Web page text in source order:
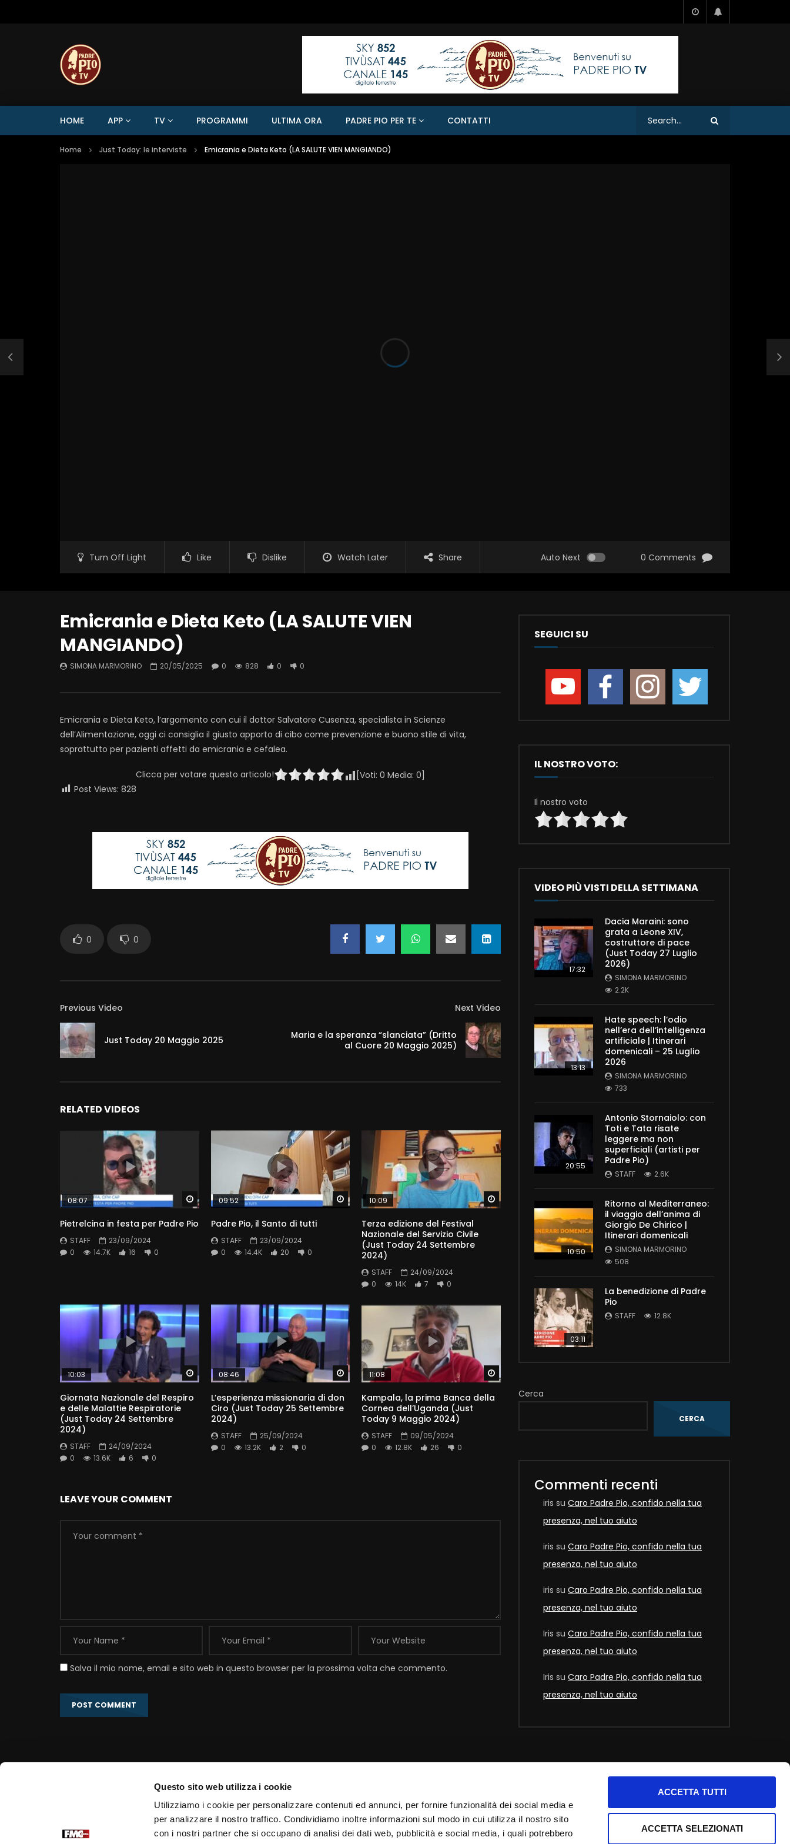
Questo sito web utilizza i cookie
Utilizziamo i cookie per personalizzare contenuti ed annunci, per fornire funzionalità dei social media e
per analizzare il nostro traffico. Condividiamo inoltre informazioni sul modo in cui utilizza il nostro sito
con i nostri partner che si occupano di analisi dei dati web, pubblicità e social media, i quali potrebbero
ACCETTA TUTTI
ACCETTA SELEZIONATI
HOME APP TV PROGRAMMI ULTIMA ORA PADRE PIO PER TE CONTATTI
Home Just Today: le interviste Emicrania e Dieta Keto (LA SALUTE VIEN MANGIANDO)
Turn Off Light Like Dislike Watch Later Share Auto Next 0 Comments
Emicrania e Dieta Keto (LA SALUTE VIEN
MANGIANDO)
SIMONA MARMORINO 20/05/2025 0 828 0 0
Emicrania e Dieta Keto, l’argomento con cui il dottor Salvatore Cusenza, specialista in Scienze
dell’Alimentazione, oggi ci consiglia il giusto apporto di cibo come prevenzione e buono stile di vita,
soprattutto per pazienti affetti da emicrania e cefalea.
Clicca per votare questo articolo! [Voti: 0 Media: 0
Post Views: 828
0 0
Previous Video
Just Today 20 Maggio 2025
Next Video
Maria e la speranza “slanciata” (Dritto
al Cuore 20 Maggio 2025)
RELATED VIDEOS
Watch Later
08:07
Pietrelcina in festa per Padre Pio
STAFF
23/09/2024
0
14.7K 16 0
Watch Later
09:52
Padre Pio, il Santo di tutti
STAFF
23/09/2024
0
14.4K 20 0
Watch Later
10:09
Terza edizione del Festival
Nazionale del Servizio Civile
(Just Today 24 Settembre
2024)
STAFF
24/09/2024
0
14K 7 0
Watch Later
10:03
Giornata Nazionale del Respiro
e delle Malattie Respiratorie
(Just Today 24 Settembre
2024)
STAFF
24/09/2024
0
13.6K 6 0
Watch Later
08:46
L’esperienza missionaria di don
Ciro (Just Today 25 Settembre
2024)
STAFF
25/09/2024
0
13.2K 2 0
11:08
Kampala, la prima Banca della
Cornea dell’Uganda (Just
Today 9 Maggio 2024)
STAFF
09/05/2024
0
12.8K 26 0
LEAVE YOUR COMMENT
Salva il mio nome, email e sito web in questo browser per la prossima volta che commento.
SEGUICI SU
IL NOSTRO VOTO:
Il nostro voto
VIDEO PIÙ VISTI DELLA SETTIMANA
17:32
Dacia Maraini: sono
grata a Leone XIV,
costruttore di pace
(Just Today 27 Luglio
2026)
SIMONA MARMORINO
2.2K
13:13
Hate speech: l’odio
nell’era dell’intelligenza
artificiale | Itinerari
domenicali – 25 Luglio
2026
SIMONA MARMORINO
733
20:55
Antonio Stornaiolo: con
Toti e Tata risate
leggere ma non
superficiali (artisti per
Padre Pio)
STAFF 2.6K
10:50
Ritorno al Mediterraneo:
il viaggio dell’anima di
Giorgio De Chirico |
Itinerari domenicali
SIMONA MARMORINO
508
03:11
La benedizione di Padre
Pio
STAFF 12.8K
Cerca
CERCA
Commenti recenti
iris su Caro Padre Pio, confido nella tua
presenza, nel tuo aiuto
iris su Caro Padre Pio, confido nella tua
presenza, nel tuo aiuto
iris su Caro Padre Pio, confido nella tua
presenza, nel tuo aiuto
Iris su Caro Padre Pio, confido nella tua
presenza, nel tuo aiuto
Iris su Caro Padre Pio, confido nella tua
presenza, nel tuo aiuto
Portale Ufficiale PadrePio.it
Fondazione Voce di Padre Pio
Contatti
Email:info@padrepio.tv
Tel:+39.0882.413113
Info utili
Informativa privacy
Cookie Policy